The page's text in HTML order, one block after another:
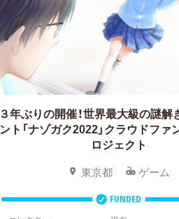
３年ぶりの開催！世界最大級の謎解
ント「ナゾガク2022」クラウドファ
ロジェクト
東京都 ゲーム
FUNDED